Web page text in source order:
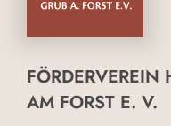
FÖRDERVEREIN
AM FORST E. V.